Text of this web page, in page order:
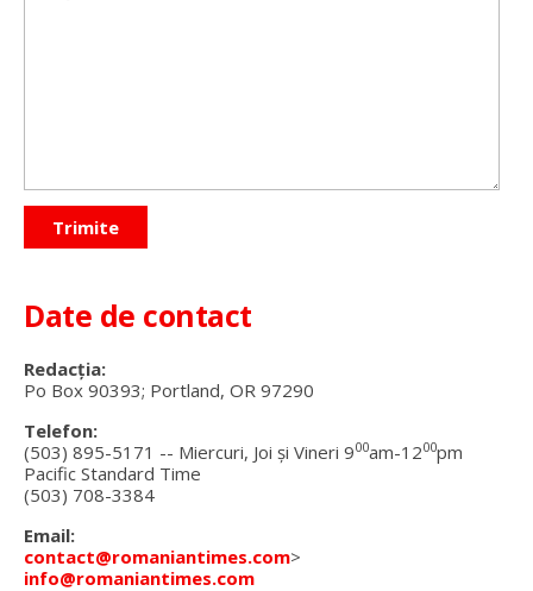
Date de contact
Redacţia:
Po Box 90393; Portland, OR 97290
Telefon:
(503) 895-5171 -- Miercuri, Joi și Vineri 900am-1200pm
Pacific Standard Time
(503) 708-3384
Email:
contact@romaniantimes.com>
info@romaniantimes.com